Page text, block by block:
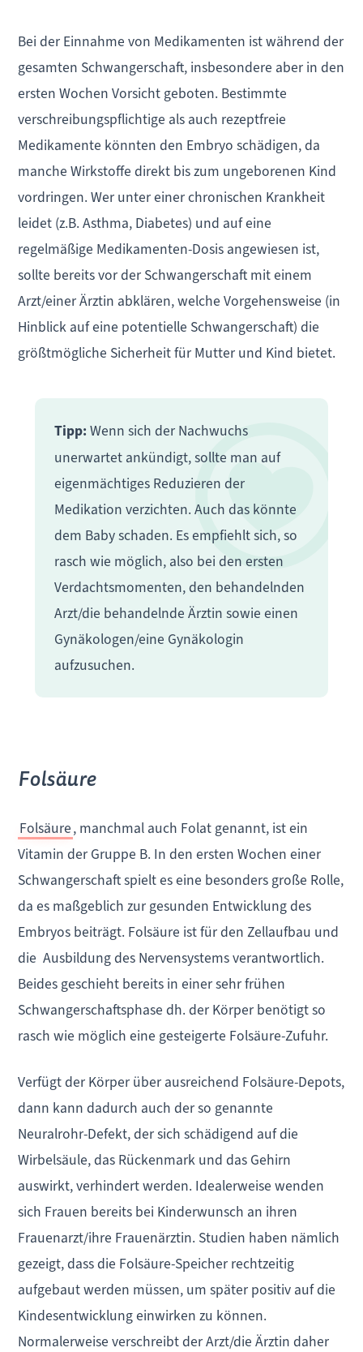
Bei der Einnahme von Medikamenten ist während der
gesamten Schwangerschaft, insbesondere aber in den
ersten Wochen Vorsicht geboten. Bestimmte
verschreibungspflichtige als auch rezeptfreie
Medikamente könnten den Embryo schädigen, da
manche Wirkstoffe direkt bis zum ungeborenen Kind
vordringen. Wer unter einer chronischen Krankheit
leidet (z.B. Asthma, Diabetes) und auf eine
regelmäßige Medikamenten-Dosis angewiesen ist,
sollte bereits vor der Schwangerschaft mit einem
Arzt/einer Ärztin abklären, welche Vorgehensweise (in
Hinblick auf eine potentielle Schwangerschaft) die
größtmögliche Sicherheit für Mutter und Kind bietet.
Tipp: Wenn sich der Nachwuchs
unerwartet ankündigt, sollte man auf
eigenmächtiges Reduzieren der
Medikation verzichten. Auch das könnte
dem Baby schaden. Es empfiehlt sich, so
rasch wie möglich, also bei den ersten
Verdachtsmomenten, den behandelnden
Arzt/die behandelnde Ärztin sowie einen
Gynäkologen/eine Gynäkologin
aufzusuchen.
Folsäure
Folsäure, manchmal auch Folat genannt, ist ein
Vitamin der Gruppe B. In den ersten Wochen einer
Schwangerschaft spielt es eine besonders große Rolle,
da es maßgeblich zur gesunden Entwicklung des
Embryos beiträgt. Folsäure ist für den Zellaufbau und
die Ausbildung des Nervensystems verantwortlich.
Beides geschieht bereits in einer sehr frühen
Schwangerschaftsphase dh. der Körper benötigt so
rasch wie möglich eine gesteigerte Folsäure-Zufuhr.
Verfügt der Körper über ausreichend Folsäure-Depots,
dann kann dadurch auch der so genannte
Neuralrohr-Defekt, der sich schädigend auf die
Wirbelsäule, das Rückenmark und das Gehirn
auswirkt, verhindert werden. Idealerweise wenden
sich Frauen bereits bei Kinderwunsch an ihren
Frauenarzt/ihre Frauenärztin. Studien haben nämlich
gezeigt, dass die Folsäure-Speicher rechtzeitig
aufgebaut werden müssen, um später positiv auf die
Kindesentwicklung einwirken zu können.
Normalerweise verschreibt der Arzt/die Ärztin daher